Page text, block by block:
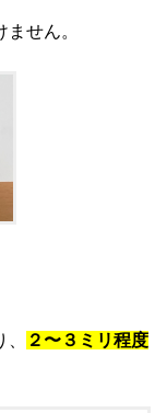
せん。
２〜３ミリ程度